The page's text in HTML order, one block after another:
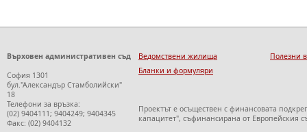
Върховен административен съд
София 1301
бул."Александър Стамболийски"
18
Телефони за връзка:
(02) 9404111; 9404249; 9404345
Факс: (02) 9404132
Ведомствени жилища
Бланки и формуляри
Полезни
Проектът е осъществен с финансовата
капацитет", съфинансирана от Европейския